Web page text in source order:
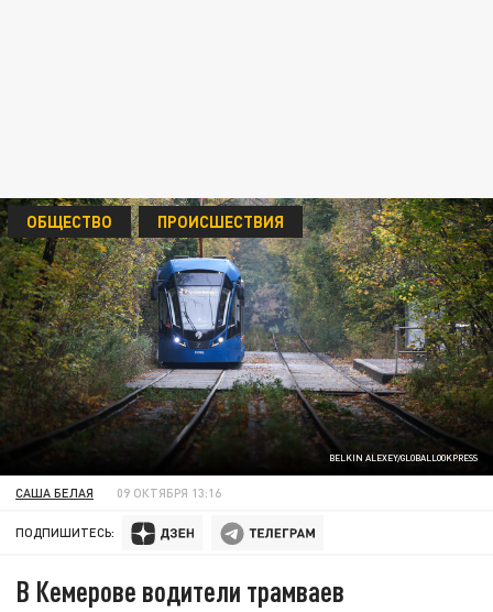
BELKIN ALEXEY/GLOBALLOOKPRESS
ОБЩЕСТВО ПРОИСШЕСТВИЯ
САША БЕЛАЯ 09 ОКТЯБРЯ 13:16
ПОДПИШИТЕСЬ:
В Кемерове водители трамваев